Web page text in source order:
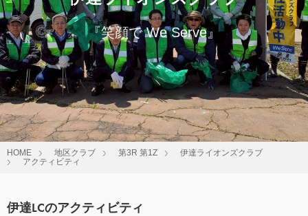
『笑顔で We Serve』
HOME 地区クラブ 第3R 第1Z
伊達ライオンズクラブ
アクティビティ
伊達LCのアクティビティ